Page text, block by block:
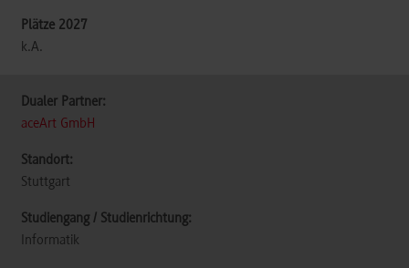
k.A.
aceArt GmbH
Stuttgart
Informatik